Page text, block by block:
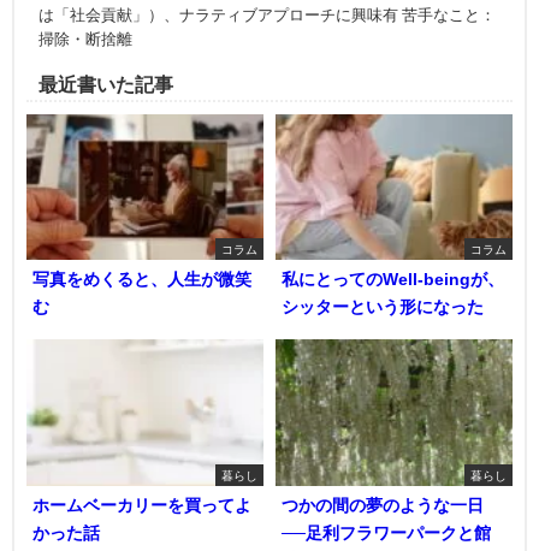
は「社会貢献」）、ナラティブアプローチに興味有 苦手なこと：
掃除・断捨離
最近書いた記事
コラム
写真をめくると、人生が微笑
む
コラム
私にとってのWell-beingが、
シッターという形になった
暮らし
ホームベーカリーを買ってよ
かった話
暮らし
つかの間の夢のような一日
──足利フラワーパークと館